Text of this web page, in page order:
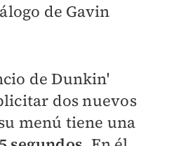
de Gavin
de Dunkin'
dos nuevos
menú tiene una